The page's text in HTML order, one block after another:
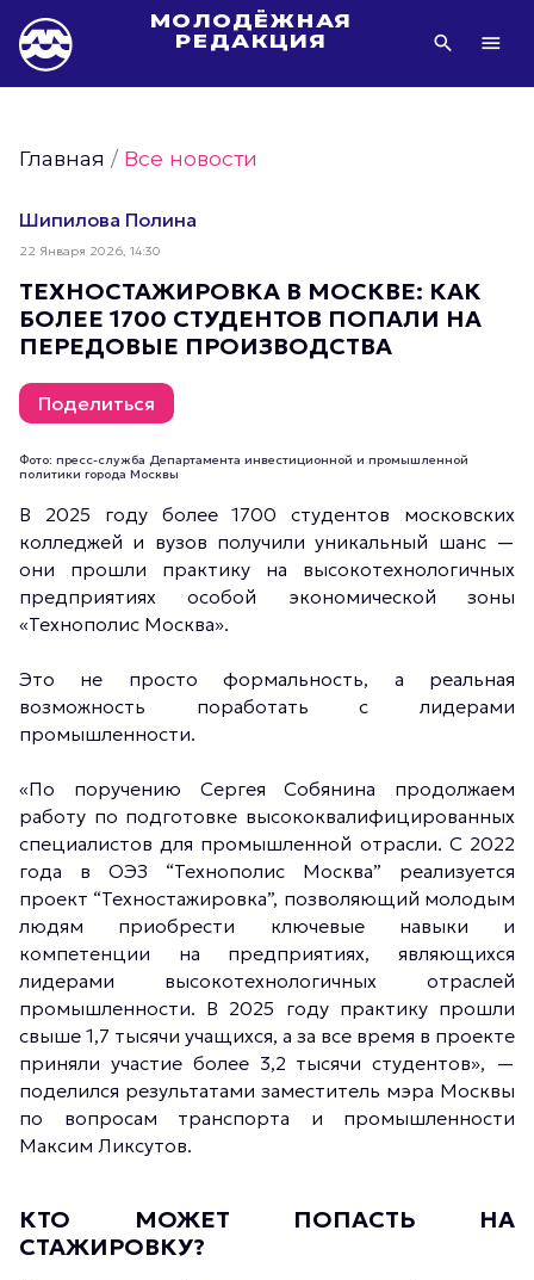
МОЛОДЁЖНАЯ
РЕДАКЦИЯ
Фото Молодёжи Москвы
Фотогалереи Молодёжи Москвы
Статьи Молодёжи Москвы
Молодёжь Москвы культурная
Молодёжь Москвы спортивная
Молодёжь Москвы в движении
Молодёжь Москвы здоровая
Молодёжь Москвы профессиональная
Все новости
Главная /Все новости
Шипилова Полина
22 Января 2026, 14:30
ТЕХНОСТАЖИРОВКА В МОСКВЕ: КАК
БОЛЕЕ 1700 СТУДЕНТОВ ПОПАЛИ НА
ПЕРЕДОВЫЕ ПРОИЗВОДСТВА
Поделиться
Фото: пресс-служба Департамента инвестиционной и промышленной
политики города Москвы
В 2025 году более 1700 студентов московских
колледжей и вузов получили уникальный шанс —
они прошли практику на высокотехнологичных
предприятиях особой экономической зоны
«Технополис Москва».
Это не просто формальность, а реальная
возможность поработать с лидерами
промышленности.
«По поручению Сергея Собянина продолжаем
работу по подготовке высококвалифицированных
специалистов для промышленной отрасли. С 2022
года в ОЭЗ “Технополис Москва” реализуется
проект “Техностажировка”, позволяющий молодым
людям приобрести ключевые навыки и
компетенции на предприятиях, являющихся
лидерами высокотехнологичных отраслей
промышленности. В 2025 году практику прошли
свыше 1,7 тысячи учащихся, а за все время в проекте
приняли участие более 3,2 тысячи студентов», —
поделился результатами заместитель мэра Москвы
по вопросам транспорта и промышленности
Максим Ликсутов.
КТО МОЖЕТ ПОПАСТЬ НА
СТАЖИРОВКУ?